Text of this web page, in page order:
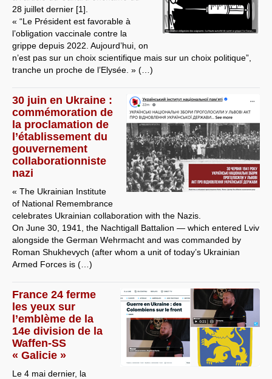
28 juillet dernier [1].
« “Le Président est favorable à
l’obligation vaccinale contre la
grippe depuis 2022. Aujourd’hui, on
n’est pas sur un choix scientifique mais sur un choix politique”,
tranche un proche de l’Elysée. » (…)
30 juin en Ukraine :
commémoration de
la proclamation de
l’établissement du
gouvernement
collaborationniste
nazi
« The Ukrainian Institute
of National Remembrance
celebrates Ukrainian collaboration with the Nazis.
On June 30, 1941, the Nachtigall Battalion — which entered Lviv
alongside the German Wehrmacht and was commanded by
Roman Shukhevych (after whom a unit of today’s Ukrainian
Armed Forces is (…)
France 24 ferme
les yeux sur
l’emblème de la
14e division de la
Waffen-SS
« Galicie »
Le 4 mai dernier, la